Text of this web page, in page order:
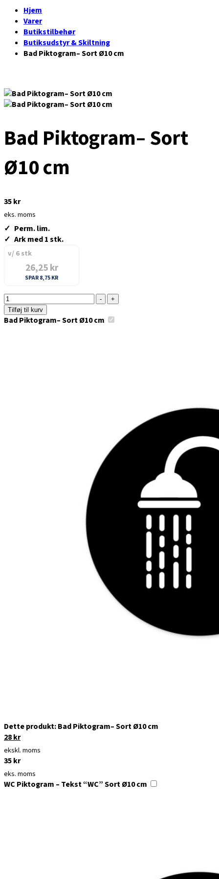
Hjem
Varer
Butikstilbehør
Butiksudstyr & Skiltning
Bad Piktogram– Sort Ø10 cm
Bad Piktogram– Sort
Ø10 cm
35kr
eks. moms
Perm. lim.
Ark med 1 stk.
6
26,25kr
SPAR8,75KR
-
+
Tilføj til kurv
Bad Piktogram– Sort Ø10 cm
Dette produkt:Bad Piktogram– Sort Ø10 cm
Den
oprindelige
pris
var:
35 kr.
28krDen
aktuelle
pris
28 kr.
ekskl. moms
35kr
eks. moms
WC Piktogram – Tekst “WC” Sort Ø10 cm